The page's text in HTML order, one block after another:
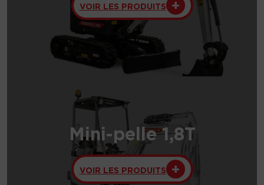
VOIR LES PRODUITS
Mini-pelle 1,8T
VOIR LES PRODUITS